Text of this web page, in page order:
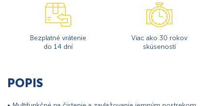
Bezplatné vrátenie
do 14 dní
Viac ako 30 rokov
skúseností
POPIS